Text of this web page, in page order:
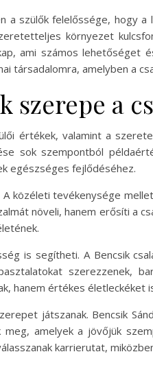
szülők felelőssége, hogy
környezet
ami számos lehetőséget
társadalomra, amelyben a
szerepe a
értékek, valamint a
sok szempontból
egészséges fejlődéséhez.
közéleti tevékenysége
növeli, hanem erősíti a
is segítheti. A Bencsik
szerezzenek,
hanem értékes életleckéket
játszanak. Bencsik
amelyek a jövőjük
karrierutat,